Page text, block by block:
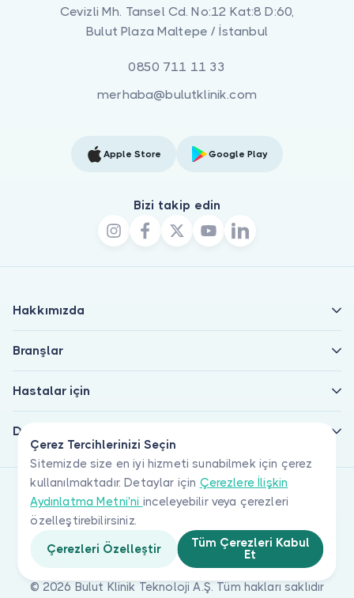
Çerez Tercihlerinizi Seçin
Sitemizde size en iyi hizmeti sunabilmek için çerez
kullanılmaktadır. Detaylar için Çerezlere İlişkin
Aydınlatma Metni'ni inceleyebilir veya çerezleri
özelleştirebilirsiniz.
Çerezleri Özelleştir
Tüm Çerezleri Kabul
Et
Cevizli Mh. Tansel Cd. No:12 Kat:8 D:60,
Bulut Plaza Maltepe / İstanbul
0850 711 11 33
merhaba@bulutklinik.com
Apple Store Google Play
Bizi takip edin
Hakkımızda
Branşlar
Hastalar için
Doktorlar için
© 2026 Bulut Klinik Teknoloji A.Ş. Tüm hakları saklıdır